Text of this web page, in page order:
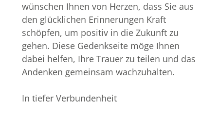
wünschen Ihnen von Herzen, dass Sie aus
den glücklichen Erinnerungen Kraft
schöpfen, um positiv in die Zukunft zu
gehen. Diese Gedenkseite möge Ihnen
dabei helfen, Ihre Trauer zu teilen und das
Andenken gemeinsam wachzuhalten.
In tiefer Verbundenheit